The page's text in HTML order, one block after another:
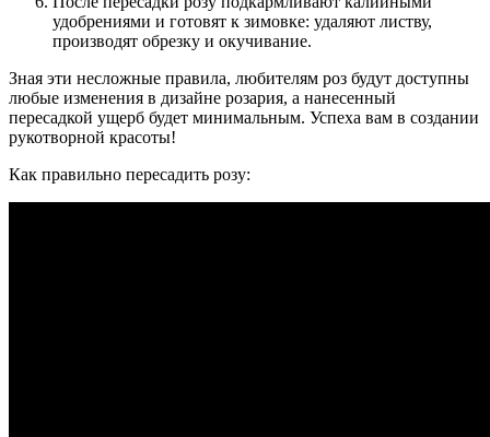
удобрениями и готовят к зимовке: удаляют листву,
производят обрезку и окучивание.
Зная эти несложные правила, любителям роз будут доступны
любые изменения в дизайне розария, а нанесенный
пересадкой ущерб будет минимальным. Успеха вам в создании
рукотворной красоты!
Как правильно пересадить розу: